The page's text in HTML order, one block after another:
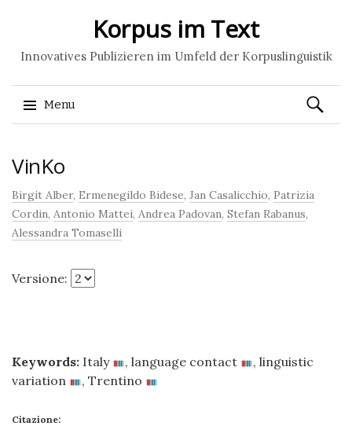
Korpus im Text
Innovatives Publizieren im Umfeld der Korpuslinguistik
Menu
to
Ricerca
per:
VinKo
Birgit Alber, Ermenegildo Bidese, Jan Casalicchio, Patrizia
Cordin, Antonio Mattei, Andrea Padovan, Stefan Rabanus,
Alessandra Tomaselli
Versione:
Keywords: Italy , language contact , linguistic
variation
, Trentino
Citazione: